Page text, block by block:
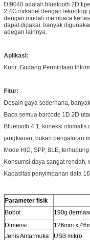
DI9040 adalah bluetooth 2D
2.4G nirkabel dengan
dengan mudah membaca
dapat dipakai, banyak
adegan lainnya.
Aplikasi:
Kurir ;Gudang;Permintaan
Fitur:
Desain gaya sederhana,
Baca semua barcode 1D 2D
Bluetooth 4.1, koneksi otomatis
jangkauan, bukan pengaturan
Mode HID, SPP, BLE,
Konsumsi daya sangat rendah,
Kapasitas penyimpanan data
Parameter fisik
Bobot
190g
Dimensi
126mm x
Jenis Antarmuka
USB mikro